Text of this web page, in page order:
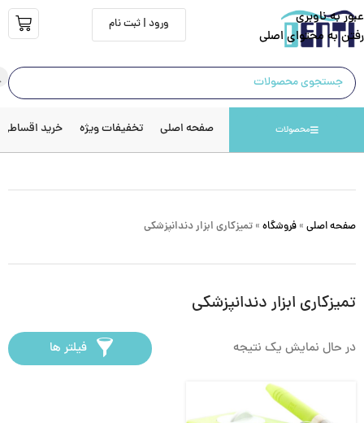
عبور به ناوبری
رفتن به محتوای اصلی
ورود | ثبت نام
محصولات صفحه اصلی تخفیفات ویژه خرید اقساطی
صفحه اصلی » فروشگاه » تمیزکاری ابزار دندانپزشکی
تمیزکاری ابزار دندانپزشکی
در حال نمایش یک نتیجه فیلتر ها